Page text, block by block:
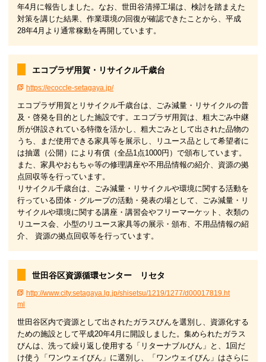
年4月に報告しました。なお、世田谷清掃工場は、検討を踏まえた
対策を講じた結果、作業環境の回復が確認できたことから、平成
28年4月より通常稼動を再開しています。
エコプラザ用賀・リサイクル千歳台
https://ecoccle-setagaya.jp/
エコプラザ用賀とリサイクル千歳台は、ごみ減量・リサイクルの普
及・啓発を目的とした施設です。エコプラザ用賀は、粗大ごみ中継
所が併設されている特徴を活かし、粗大ごみとして出された品物の
うち、まだ使用できる家具等を展示し、リユース品として希望者に
は抽選（公開）により有償（全品1点1000円）で頒布しています。
また、家具やおもちゃ等の修理講座や不用品情報の紹介、資源の拠
点回収等を行っています。
リサイクル千歳台は、ごみ減量・リサイクルや環境に関する活動を
行っている団体・グループの活動・発表の場として、ごみ減量・リ
サイクルや環境に関する講座・講習会やフリーマーケット、衣類の
リユース会、小型のリユース家具等の展示・頒布、不用品情報の紹
介、 資源の拠点回収等を行っています。
世田谷区資源循環センター リセタ
http://www.city.setagaya.lg.jp/shisetsu/1219/1277/d00017819.ht
ml
世田谷区内で資源として出されたガラスびんを選別し、資源化する
ための施設として平成20年4月に開設しました。集められたガラス
びんは、洗って繰り返し使用する「リターナブルびん」と、1回だ
け使う「ワンウェイびん」に選別し、「ワンウェイびん」はさらに